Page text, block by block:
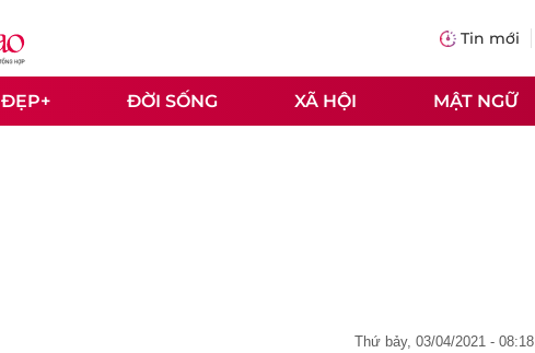
Tin mới
ĐẸP+ ĐỜI SỐNG XÃ HỘI MẬT NGỮ
thứ bảy, 03/04/2021 - 08:18